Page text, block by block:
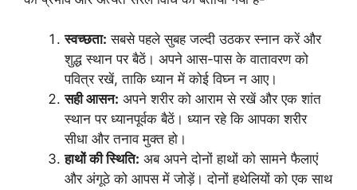
स्वच्छता: सबसे पहले सुबह जल्दी उठकर स्नान करें और
शुद्ध स्थान पर बैठें। अपने आस-पास के वातावरण को
पवित्र रखें, ताकि ध्यान में कोई विघ्न न आए।
सही आसन: अपने शरीर को आराम से रखें और एक शांत
स्थान पर ध्यानपूर्वक बैठें। ध्यान रहे कि आपका शरीर
सीधा और तनाव मुक्त हो।
हाथों की स्थिति: अब अपने दोनों हाथों को सामने फैलाएं
और अंगूठे को आपस में जोड़ें। दोनों हथेलियों को एक साथ